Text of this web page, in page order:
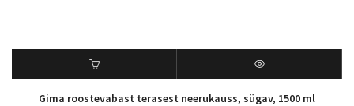
Gima roostevabast terasest neerukauss, sügav, 1500 ml